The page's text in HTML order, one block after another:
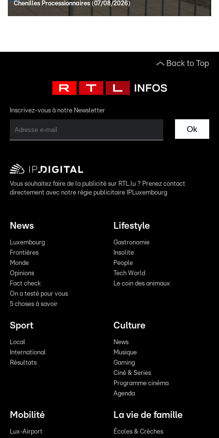
Chenilles Processionnaires (07/08/2026)
Back to Top
Inscrivez-vous à notre Newsletter
Ok
Vous souhaitez faire de la publicité sur RTL.lu ? Prenez contact
directement avec notre régie publicitaire IPLuxembourg
News
Luxembourg
Frontières
Monde
Opinions
Fact check
On a testé pour vous
5 choses à savoir
Lifestyle
Gastronomie
Insolite
People
Tech World
Le coin des animaux
Sport
Local
International
Résultats
Culture
News
Musique
Gaming
Ciné & Series
Programme cinéma
Agenda
Mobilité
Lux-Airport
La vie de famille
Écoles & Crèches